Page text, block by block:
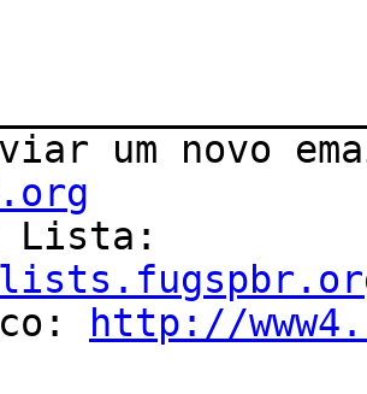
um novo
http://